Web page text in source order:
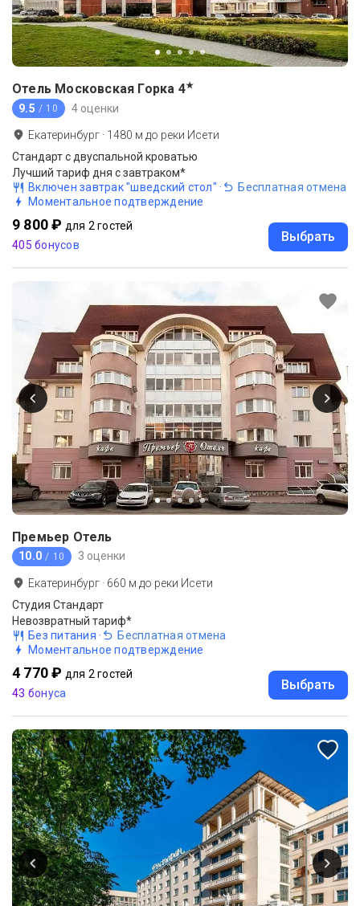
Отель Московская Горка 4★
9.5 / 10 4 оценки
Екатеринбург · 1480 м до реки Исети
Стандарт с двуспальной кроватью
Лучший тариф дня с завтраком*
Включен завтрак "шведский стол" ·
Бесплатная отмена
Моментальное подтверждение
9 800 ₽ для 2 гостей
405 бонусов
Выбрать
Премьер Отель
10.0 / 10 3 оценки
Екатеринбург · 660 м до реки Исети
Студия Стандарт
Невозвратный тариф*
Без питания ·
Бесплатная отмена
Моментальное подтверждение
4 770 ₽ для 2 гостей
43 бонуса
Выбрать